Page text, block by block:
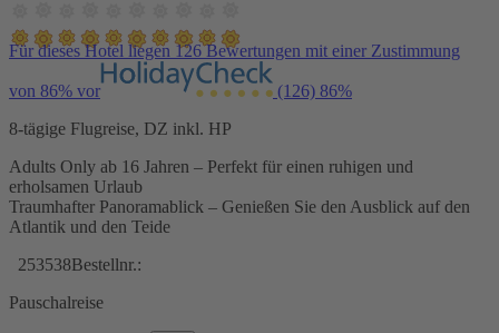
Für dieses Hotel liegen 126 Bewertungen mit einer Zustimmung
von 86% vor (126) 86%
8-tägige Flugreise, DZ inkl. HP
Adults Only ab 16 Jahren – Perfekt für einen ruhigen und
erholsamen Urlaub
Traumhafter Panoramablick – Genießen Sie den Ausblick auf den
Atlantik und den Teide
253538Bestellnr.:
Pauschalreise